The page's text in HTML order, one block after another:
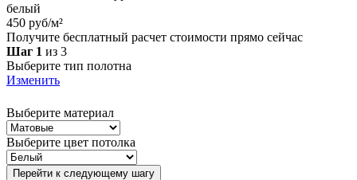
белый
450 руб/м²
Получите бесплатный расчет стоимости прямо сейчас
Шаг 1 из 3
Выберите тип полотна
Изменить
Выберите материал
Выберите цвет потолка
Перейти к следующему шагу